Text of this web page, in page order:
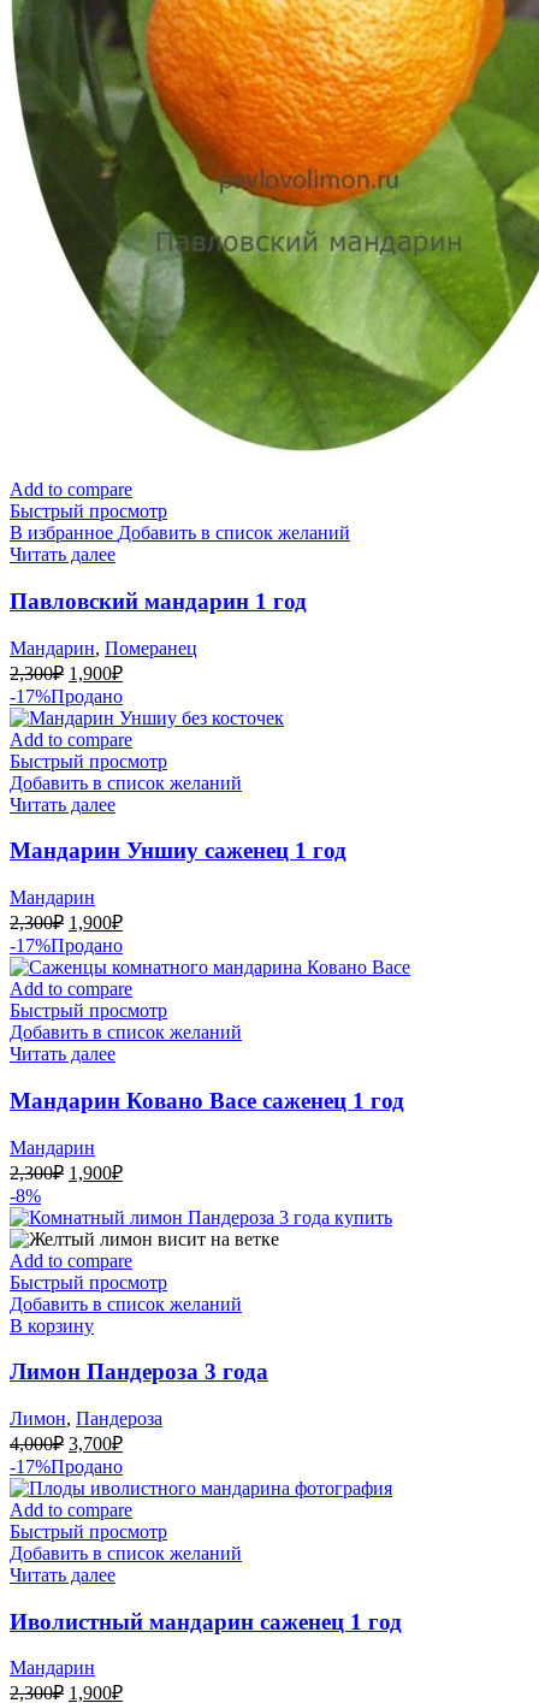
Add to compare
Быстрый просмотр
В избранное Добавить в список желаний
Читать далее
Павловский мандарин 1 год
Мандарин, Померанец
2,300₽ Первоначальная
цена
составляла
2,300₽.
1,900₽Текущая
1,900₽.
-17%Продано
Add to compare
Быстрый просмотр
Добавить в список желаний
Читать далее
Мандарин Уншиу саженец 1 год
Мандарин
2,300₽ Первоначальная
цена
составляла
2,300₽.
1,900₽Текущая
1,900₽.
-17%Продано
Add to compare
Быстрый просмотр
Добавить в список желаний
Читать далее
Мандарин Ковано Васе саженец 1 год
Мандарин
2,300₽ Первоначальная
составляла
2,300₽.
1,900₽Текущая
1,900₽.
-8%
Add to compare
Быстрый просмотр
Добавить в список желаний
В корзину
Лимон Пандероза 3 года
Лимон, Пандероза
4,000₽ Первоначальная
цена
составляла
4,000₽.
3,700₽Текущая
3,700₽.
-17%Продано
Add to compare
Быстрый просмотр
Добавить в список желаний
Читать далее
Иволистный мандарин саженец 1 год
Мандарин
2,300₽ Первоначальная
1,900₽Текущая